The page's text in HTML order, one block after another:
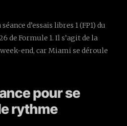
d’essais libres 1 (FP1) du
de Formule 1. Il s’agit de la
week-end, car Miami se déroule
pour se
rythme